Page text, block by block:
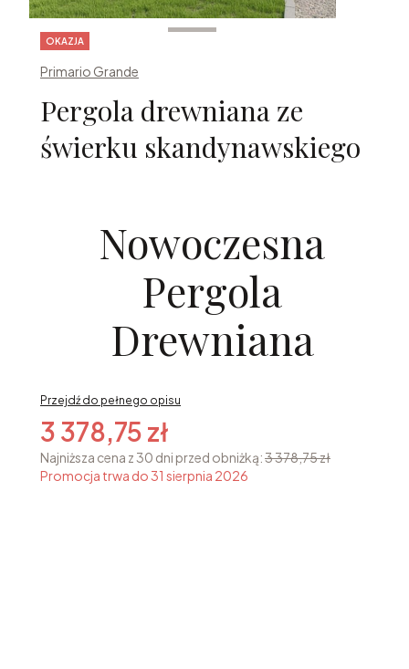
Tagi produktu
OKAZJA
Primario Grande
Pergola drewniana ze
świerku skandynawskiego
Nowoczesna
Pergola
Drewniana
Przejdź do pełnego opisu
3 378,75 zł
Najniższa cena z 30 dni przed obniżką:3 378,75 zł
Promocja trwa do 31 sierpnia 2026